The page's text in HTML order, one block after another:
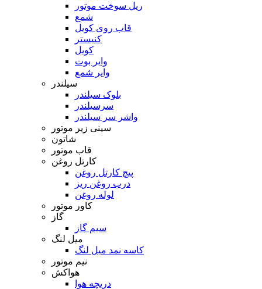
ریل سوخت موتور
شمع
قاب روی کویل
کنیستر
کویل
وایر بوت
وایر شمع
سیلندر
بلوک سیلندر
سرسیلندر
واشر سر سیلندر
سینی زیر موتور
شاتون
قاب موتور
کارتل روغن
پیچ کارتل روغن
درب روغن ریز
لوله روغن
کاور موتور
گاز
سیم گاز
میل لنگ
کاسه نمد میل لنگ
نیم موتور
هواکش
دریچه هوا